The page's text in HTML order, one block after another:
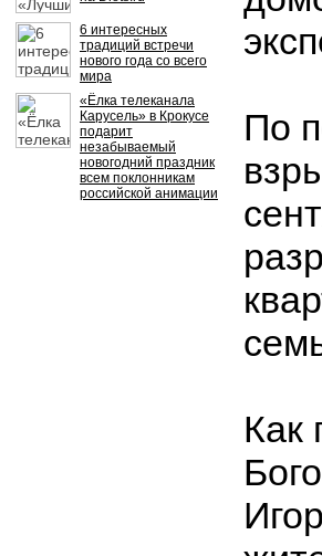
6 интересных
традиций встречи
нового года со всего
мира
«Ёлка телеканала
Карусель» в Крокусе
подарит
незабываемый
новогодний праздник
всем поклонникам
российской анимации
По
Как